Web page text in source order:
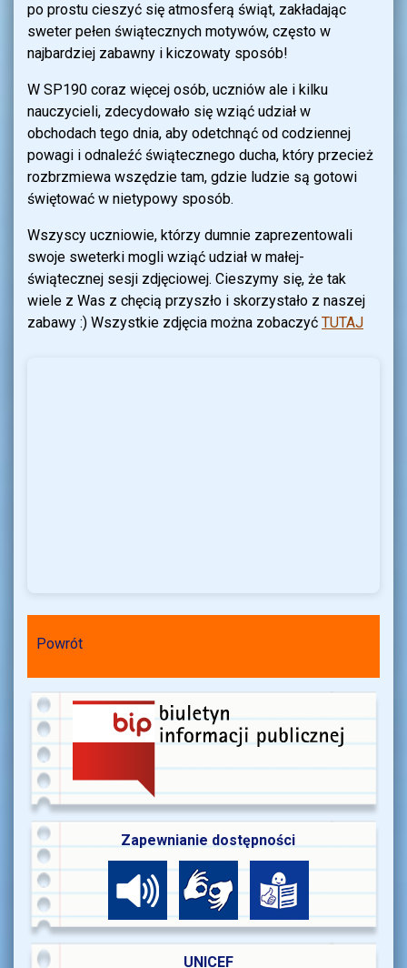
po prostu cieszyć się atmosferą świąt, zakładając
sweter pełen świątecznych motywów, często w
najbardziej zabawny i kiczowaty sposób!
W SP190 coraz więcej osób, uczniów ale i kilku
nauczycieli, zdecydowało się wziąć udział w
obchodach tego dnia, aby odetchnąć od codziennej
powagi i odnaleźć świątecznego ducha, który przecież
rozbrzmiewa wszędzie tam, gdzie ludzie są gotowi
świętować w nietypowy sposób.
Wszyscy uczniowie, którzy dumnie zaprezentowali
swoje sweterki mogli wziąć udział w małej-
świątecznej sesji zdjęciowej. Cieszymy się, że tak
wiele z Was z chęcią przyszło i skorzystało z naszej
zabawy :) Wszystkie zdjęcia można zobaczyć TUTAJ
Powrót
Zapewnianie dostępności
UNICEF